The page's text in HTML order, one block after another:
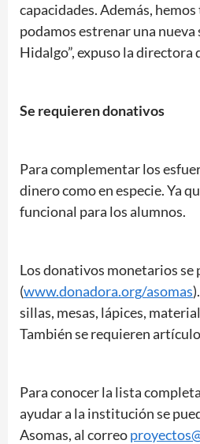
capacidades. Además,
podamos estrenar una nueva
Hidalgo”, expuso la directora
Se requieren donativos
Para complementar los
dinero como en especie. Ya
funcional para los alumnos.
Los donativos monetarios
(www.donadora.org/asomas
sillas, mesas, lápices,
También se requieren
Para conocer la lista
ayudar a la institución se
Asomas, al correo